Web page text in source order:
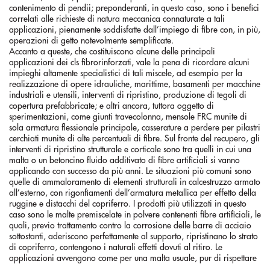
contenimento di pendii; preponderanti, in questo caso, sono i benefici
correlati alle richieste di natura meccanica connaturate a tali
applicazioni, pienamente soddisfatte dall’impiego di fibre con, in più,
operazioni di getto notevolmente semplificate.
Accanto a queste, che costituiscono alcune delle principali
applicazioni dei cls fibrorinforzati, vale la pena di ricordare alcuni
impieghi altamente specialistici di tali miscele, ad esempio per la
realizzazione di opere idrauliche, marittime, basamenti per macchine
industriali e utensili, interventi di ripristino, produzione di tegoli di
copertura prefabbricate; e altri ancora, tuttora oggetto di
sperimentazioni, come giunti travecolonna, mensole FRC munite di
sola armatura flessionale principale, casserature a perdere per pilastri
cerchiati munite di alte percentuali di fibre. Sul fronte del recupero, gli
interventi di ripristino strutturale e corticale sono tra quelli in cui una
malta o un betoncino fluido additivato di fibre artificiali si vanno
applicando con successo da più anni. Le situazioni più comuni sono
quelle di ammaloramento di elementi strutturali in calcestruzzo armato
all’esterno, con rigonfiamenti dell’armatura metallica per effetto della
ruggine e distacchi del copriferro. I prodotti più utilizzati in questo
caso sono le malte premiscelate in polvere contenenti fibre artificiali, le
quali, previo trattamento contro la corrosione delle barre di acciaio
sottostanti, aderiscono perfettamente al supporto, ripristinano lo strato
di copriferro, contengono i naturali effetti dovuti al ritiro. Le
applicazioni avvengono come per una malta usuale, pur di rispettare